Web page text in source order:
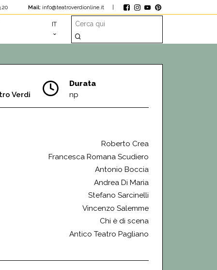
Mail: info@teatroverdionline.it
IT
Verdi
Durata
np
Roberto Crea
Francesca Romana Scudiero
Antonio Boccia
Andrea Di Maria
Stefano Sarcinelli
Vincenzo Salemme
Chi è di scena
Antico Teatro Pagliano